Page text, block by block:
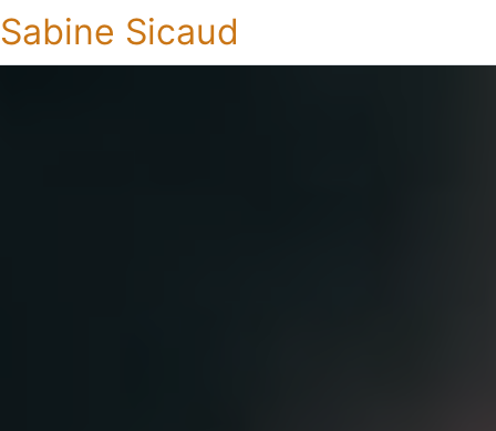
Sabine Sicaud